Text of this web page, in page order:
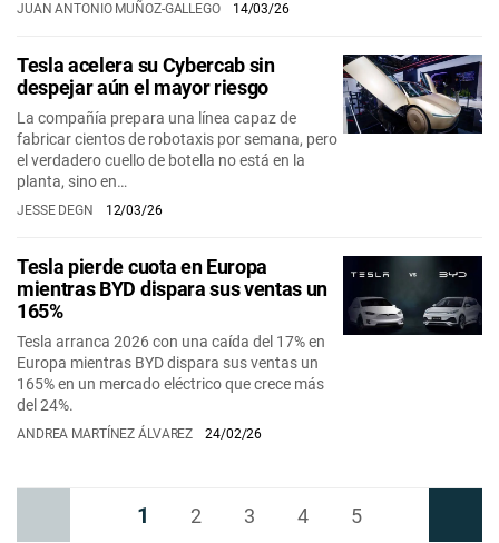
JUAN ANTONIO MUÑOZ-GALLEGO 14/03/26
Tesla acelera su Cybercab sin
despejar aún el mayor riesgo
La compañía prepara una línea capaz de
fabricar cientos de robotaxis por semana, pero
el verdadero cuello de botella no está en la
planta, sino en…
JESSE DEGN 12/03/26
Tesla pierde cuota en Europa
mientras BYD dispara sus ventas un
165%
Tesla arranca 2026 con una caída del 17% en
Europa mientras BYD dispara sus ventas un
165% en un mercado eléctrico que crece más
del 24%.
ANDREA MARTÍNEZ ÁLVAREZ 24/02/26
1 2 3 4 5